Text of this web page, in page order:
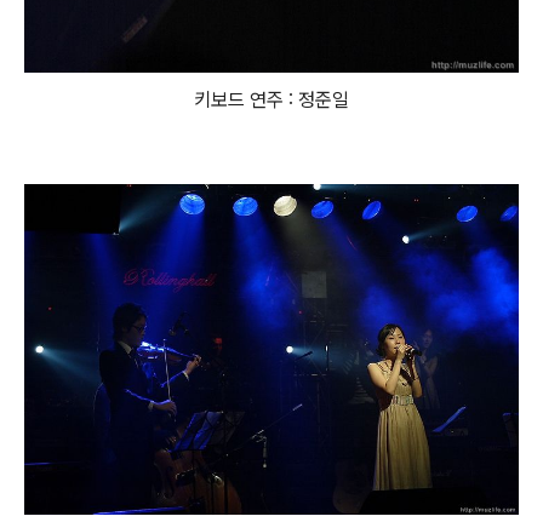
키보드 연주 : 정준일